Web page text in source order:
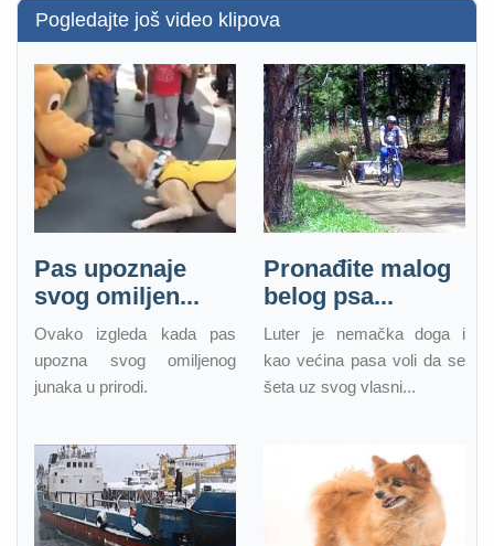
Pogledajte još video klipova
Pas upoznaje
svog omiljen...
Ovako izgleda kada pas
upozna svog omiljenog
junaka u prirodi.
Pronađite malog
belog psa...
Luter je nemačka doga i
kao većina pasa voli da se
šeta uz svog vlasni...